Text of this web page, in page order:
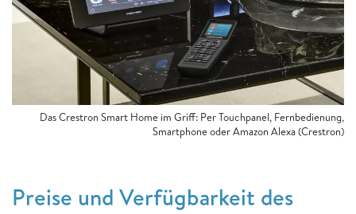
Das Crestron Smart Home im Griff: Per Touchpanel, Fernbedienung,
Smartphone oder Amazon Alexa (Crestron)
Preise und Verfügbarkeit des